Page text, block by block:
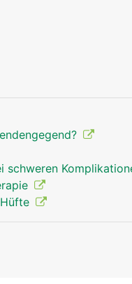
schweren